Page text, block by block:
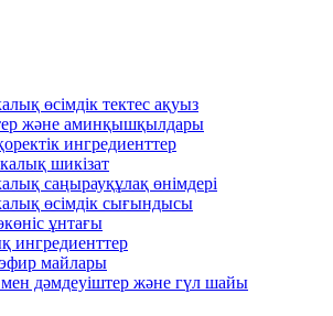
өсімдік тектес ақуыз
және аминқышқылдары
ингредиенттер
шикізат
саңырауқұлақ өнімдері
өсімдік сығындысы
ұнтағы
ингредиенттер
майлары
дәмдеуіштер және гүл шайы